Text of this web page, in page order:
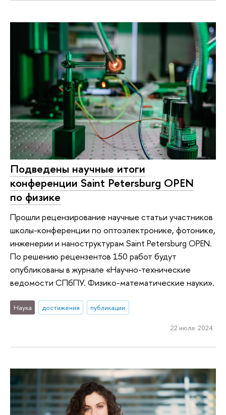
Подведены научные итоги
конференции Saint Petersburg OPEN
по физике
Прошли рецензирование научные статьи участников
школы-конференции по оптоэлектронике, фотонике,
инженерии и наноструктурам Saint Petersburg OPEN.
По решению рецензентов 150 работ будут
опубликованы в журнале «Научно-технические
ведомости СПбПУ. Физико-математические науки».
Наука достижения публикации
22 июля 2024